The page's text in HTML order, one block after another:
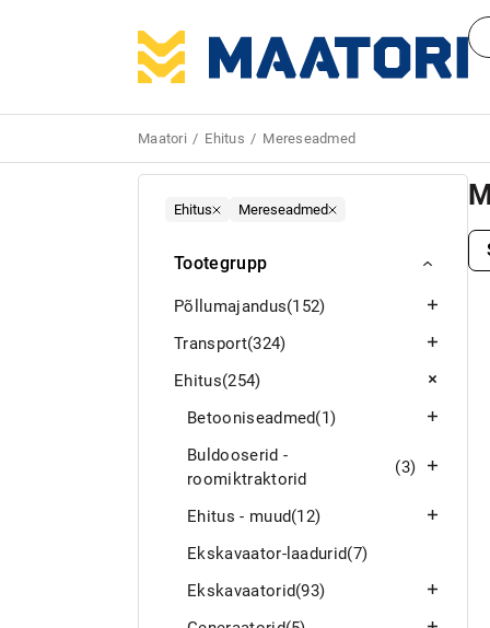
Maatori Ehitus Mereseadmed
Ehitus Mereseadmed
Tootegrupp
Põllumajandus(152)
Transport(324)
Ehitus(254)
Betooniseadmed(1)
Buldooserid -
roomiktraktorid
(3)
Ehitus - muud(12)
Ekskavaator-laadurid(7)
Ekskavaatorid(93)